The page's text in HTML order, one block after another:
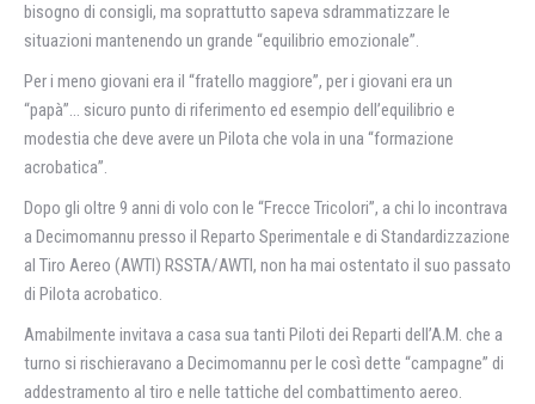
bisogno di consigli, ma soprattutto sapeva sdrammatizzare le
situazioni mantenendo un grande “equilibrio emozionale”.
Per i meno giovani era il “fratello maggiore”, per i giovani era un
“papà”… sicuro punto di riferimento ed esempio dell’equilibrio e
modestia che deve avere un Pilota che vola in una “formazione
acrobatica”.
Dopo gli oltre 9 anni di volo con le “Frecce Tricolori”, a chi lo incontrava
a Decimomannu presso il Reparto Sperimentale e di Standardizzazione
al Tiro Aereo (AWTI) RSSTA/AWTI, non ha mai ostentato il suo passato
di Pilota acrobatico.
Amabilmente invitava a casa sua tanti Piloti dei Reparti dell’A.M. che a
turno si rischieravano a Decimomannu per le così dette “campagne” di
addestramento al tiro e nelle tattiche del combattimento aereo.